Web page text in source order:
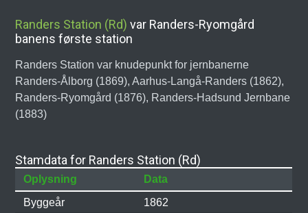
Randers Station (Rd) var Randers-Ryomgård
banens første station
Randers Station var knudepunkt for jernbanerne
Randers-Ålborg (1869), Aarhus-Langå-Randers (1862),
Randers-Ryomgård (1876), Randers-Hadsund Jernbane
(1883)
Stamdata for Randers Station (Rd)
Oplysning
Data
Byggeår
1862